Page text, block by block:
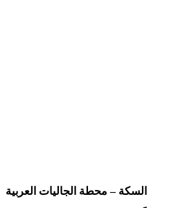
السكة – محطة الجاليات العربية